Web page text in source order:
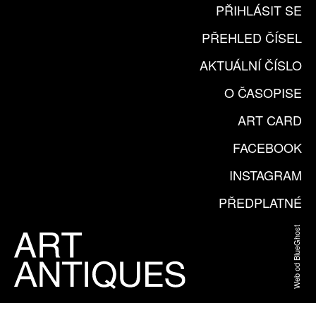
PŘIHLÁSIT SE
PŘEHLED ČÍSEL
AKTUÁLNÍ ČÍSLO
O ČASOPISE
ART CARD
FACEBOOK
INSTAGRAM
PŘEDPLATNÉ
Web od BlueGhost